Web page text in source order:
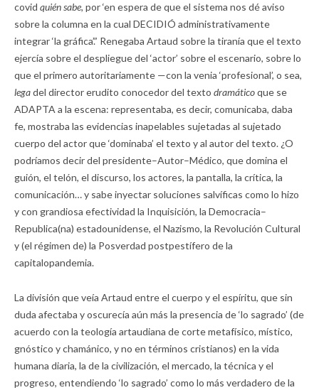
covid quién sabe, por ‘en espera de que el sistema nos dé aviso
sobre la columna en la cual DECIDIÓ administrativamente
integrar ‘la gráfica’.” Renegaba Artaud sobre la tiranía que el texto
ejercía sobre el despliegue del ‘actor’ sobre el escenario, sobre lo
que el primero autoritariamente —con la venia ‘profesional’, o sea,
legadel director erudito conocedor del texto dramáticoque se
ADAPTA a la escena: representaba, es decir, comunicaba, daba
fe, mostraba las evidencias inapelables sujetadas al sujetado
cuerpo del actor que ‘dominaba’ el texto y al autor del texto. ¿O
podríamos decir del presidente–Autor–Médico, que domina el
guión, el telón, el discurso, los actores, la pantalla, la crítica, la
comunicación… y sabe inyectar soluciones salvíficas como lo hizo
y con grandiosa efectividad la Inquisición, la Democracia–
Republica(na) estadounidense, el Nazismo, la Revolución Cultural
y (el régimen de) la Posverdad postpestífero de la
capitalopandemia.
La división que veía Artaud entre el cuerpo y el espíritu, que sin
duda afectaba y oscurecía aún más la presencia de ‘lo sagrado’ (de
acuerdo con la teología artaudiana de corte metafísico, místico,
gnóstico y chamánico, y no en términos cristianos) en la vida
humana diaria, la de la civilización, el mercado, la técnica y el
progreso, entendiendo ‘lo sagrado’ como lo más verdadero de la